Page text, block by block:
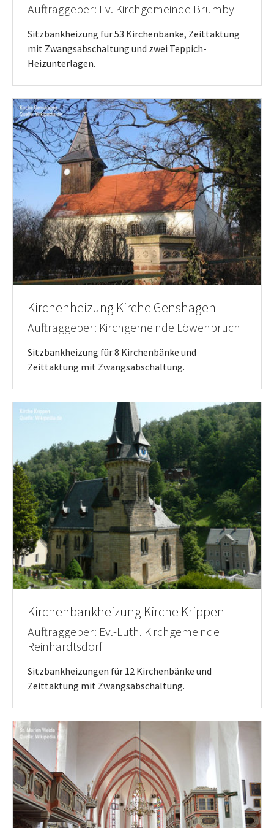
Auftraggeber: Ev. Kirchgemeinde Brumby
Sitzbankheizung für 53 Kirchenbänke, Zeittaktung
mit Zwangsabschaltung und zwei Teppich-
Heizunterlagen.
Kirchenheizung Kirche Genshagen
Auftraggeber: Kirchgemeinde Löwenbruch
Sitzbankheizung für 8 Kirchenbänke und
Zeittaktung mit Zwangsabschaltung.
Kirchenbankheizung Kirche Krippen
Auftraggeber: Ev.-Luth. Kirchgemeinde
Reinhardtsdorf
Sitzbankheizungen für 12 Kirchenbänke und
Zeittaktung mit Zwangsabschaltung.